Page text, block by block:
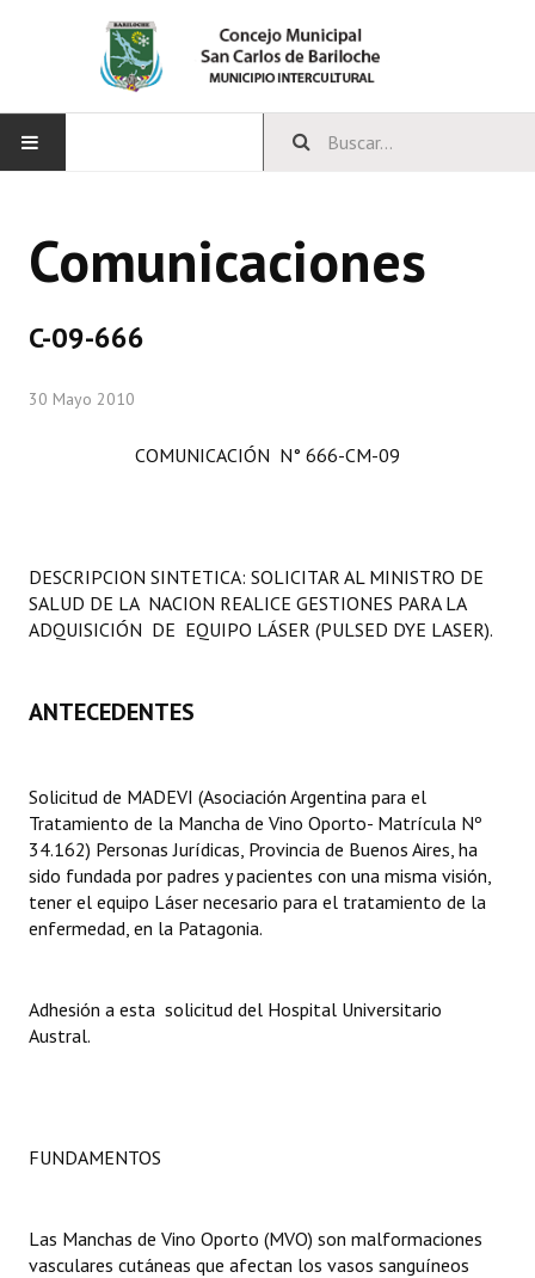
CONCEJO
Comisiones Permanentes
Comisiones Especiales
LEGISLACIÓN
Constitución Provincial
Reglamento Interno
Digesto
Organigrama
Informes de Gestión
Actas de Sesión
Ejecución Presupuestaria
Comunicaciones
C-09-666
30 Mayo 2010
COMUNICACIÓN N° 666-CM-09
DESCRIPCION SINTETICA: SOLICITAR AL MINISTRO DE
SALUD DE LA NACION REALICE GESTIONES PARA LA
ADQUISICIÓN DE EQUIPO LÁSER (PULSED DYE LASER).
ANTECEDENTES
Solicitud de MADEVI (Asociación Argentina para el
Tratamiento de la Mancha de Vino Oporto- Matrícula Nº
34.162) Personas Jurídicas, Provincia de Buenos Aires, ha
sido fundada por padres y pacientes con una misma visión,
tener el equipo Láser necesario para el tratamiento de la
enfermedad, en la Patagonia.
Adhesión a esta solicitud del Hospital Universitario
Austral.
FUNDAMENTOS
Las Manchas de Vino Oporto (MVO) son malformaciones
vasculares cutáneas que afectan los vasos sanguíneos